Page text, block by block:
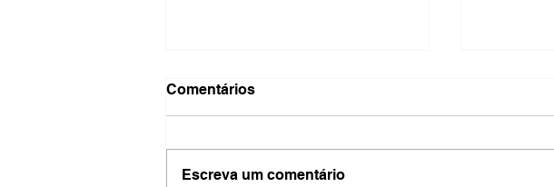
Comentários
Escreva um comentário